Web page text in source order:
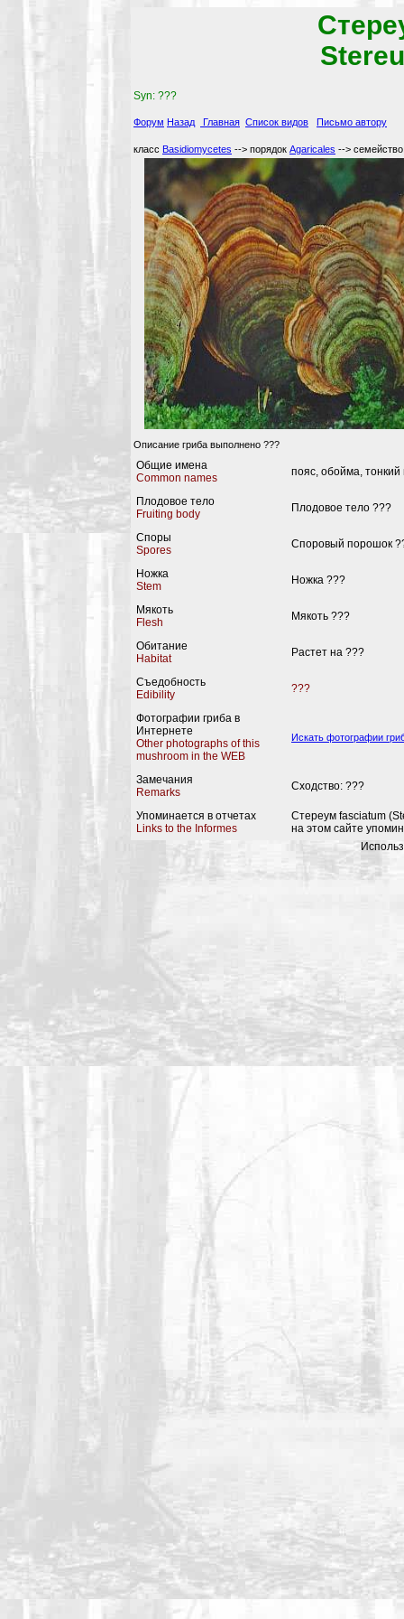
Syn: ???
Форум Назад Главная Список видов Письмо автору
класс Basidiomycetes --> порядок Agaricales -->
Описание гриба выполнено ???
Общие имена
Common names
пояс, обойма, тонкий
Плодовое тело
Fruiting body
Плодовое тело ???
Споры
Spores
Споровый порошок
Ножка
Stem
Ножка ???
Мякоть
Flesh
Мякоть ???
Обитание
Habitat
Растет на ???
Съедобность
Edibility
???
Фотографии гриба в
Интернете
Other photographs of this
mushroom in the WEB
Искать фотографии
Замечания
Remarks
Сходство: ???
Упоминается в отчетах
Links to the Informes
Стереум fasciatum
на этом сайте